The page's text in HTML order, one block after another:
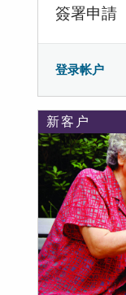
簽署申請
登录帐户
新客户